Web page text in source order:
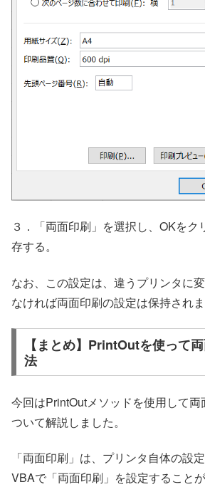
３．「両面印刷」を選択し、OKをク
存する。
なお、この設定は、違うプリンタに
なければ両面印刷の設定は保持されま
【まとめ】PrintOutを使って
法
今回はPrintOutメソッドを使用して
ついて解説しました。
「両面印刷」は、プリンタ自体の設
VBAで「両面印刷」を設定すること